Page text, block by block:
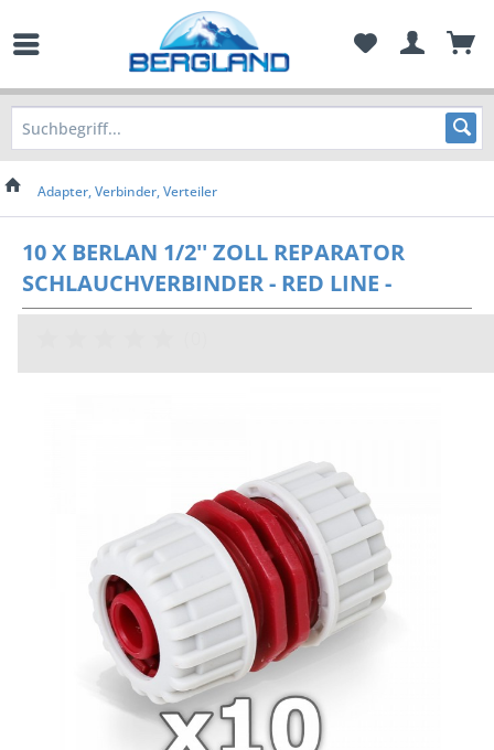
Adapter, Verbinder, Verteiler
10 X BERLAN 1/2'' ZOLL REPARATOR
SCHLAUCHVERBINDER - RED LINE -